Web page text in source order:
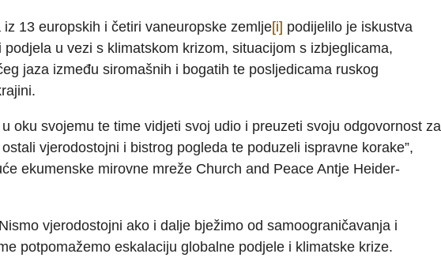
13 europskih i četiri vaneuropske zemlje[i] podijelilo je iskustva
u vezi s klimatskom krizom, situacijom s izbjeglicama,
jaza između siromašnih i bogatih te posljedicama ruskog
oku svojemu te time vidjeti svoj udio i preuzeti svoju odgovornost za
vjerodostojni i bistrog pogleda te poduzeli ispravne korake”,
ekumenske mirovne mreže Church and Peace Antje Heider-
vjerodostojni ako i dalje bježimo od samoograničavanja i
potpomažemo eskalaciju globalne podjele i klimatske krize.